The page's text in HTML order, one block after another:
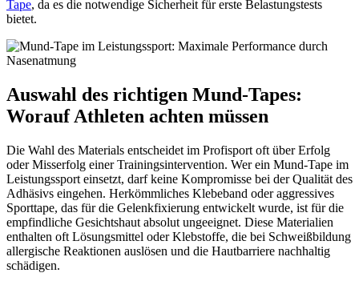
Tape, da es die notwendige Sicherheit für erste Belastungstests
bietet.
Auswahl des richtigen Mund-Tapes:
Worauf Athleten achten müssen
Die Wahl des Materials entscheidet im Profisport oft über Erfolg
oder Misserfolg einer Trainingsintervention. Wer ein Mund-Tape im
Leistungssport einsetzt, darf keine Kompromisse bei der Qualität des
Adhäsivs eingehen. Herkömmliches Klebeband oder aggressives
Sporttape, das für die Gelenkfixierung entwickelt wurde, ist für die
empfindliche Gesichtshaut absolut ungeeignet. Diese Materialien
enthalten oft Lösungsmittel oder Klebstoffe, die bei Schweißbildung
allergische Reaktionen auslösen und die Hautbarriere nachhaltig
schädigen.